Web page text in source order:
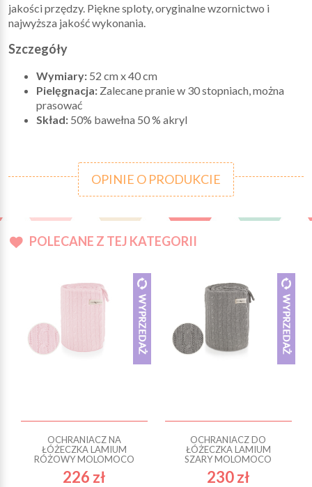
jakości przędzy. Piękne sploty, oryginalne wzornictwo i
najwyższa jakość wykonania.
Szczegóły
Wymiary: 52 cm x 40 cm
Pielęgnacja: Zalecane pranie w 30 stopniach, można
prasować
Skład: 50% bawełna 50 % akryl
OPINIE O PRODUKCIE
POLECANE Z TEJ KATEGORII
OCHRANIACZ NA
ŁÓŻECZKA LAMIUM
RÓŻOWY MOLOMOCO
226 zł
OCHRANIACZ DO
ŁÓŻECZKA LAMIUM
SZARY MOLOMOCO
230 zł